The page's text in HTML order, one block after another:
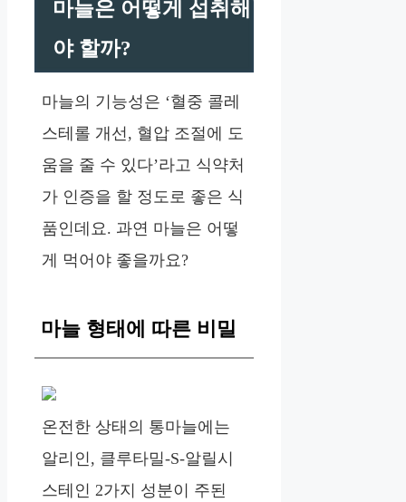
마늘은 어떻게 섭취해
야 할까?
마늘의 기능성은 ‘혈중 콜레
스테롤 개선, 혈압 조절에 도
움을 줄 수 있다’라고 식약처
가 인증을 할 정도로 좋은 식
품인데요. 과연 마늘은 어떻
게 먹어야 좋을까요?
마늘 형태에 따른 비밀
온전한 상태의 통마늘에는
알리인, 클루타밀-S-알릴시
스테인 2가지 성분이 주된